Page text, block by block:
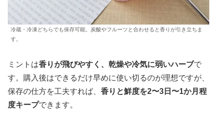
冷蔵・冷凍どちらでも保存可能。炭酸やフルーツと合わせると香りが引き立ちま
す。
ミントは香りが飛びやすく、乾燥や冷気に弱いハーブで
す。購入後はできるだけ早めに使い切るのが理想ですが、
保存の仕方を工夫すれば、 香りと鮮度を2〜3日〜1か月程
度キープできます。